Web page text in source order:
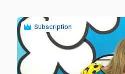
Subscription